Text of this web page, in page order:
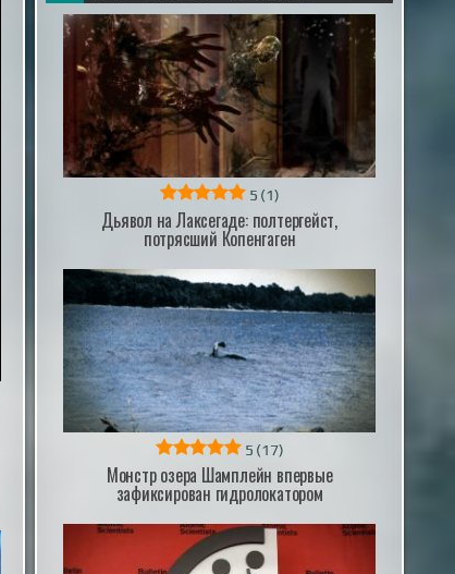
5 (1)
Дьявол на Лаксегаде: полтергейст,
потрясший Копенгаген
5 (17)
Монстр озера Шамплейн впервые
зафиксирован гидролокатором